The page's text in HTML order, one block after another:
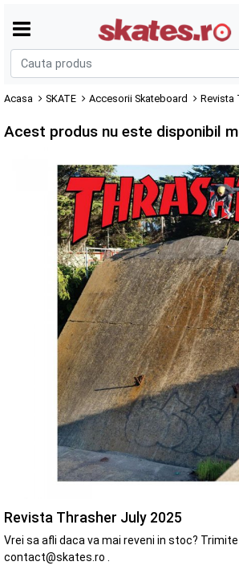
Acasa SKATE Accesorii Skateboard Revista
Acest produs nu este disponibil
Revista Thrasher July 2025
Vrei sa afli daca va mai reveni in stoc?
contact@skates.ro .